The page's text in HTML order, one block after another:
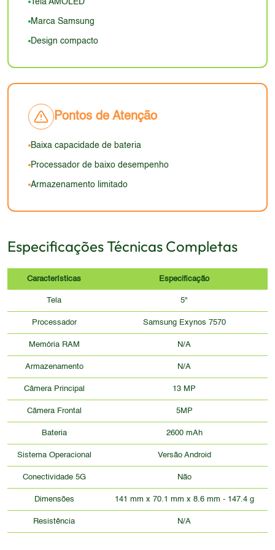
visualização em ambientes externos com muita luz.
genérica e não se destaca no mercado de 2026.
Tela AMOLED
Marca Samsung
Design compacto
Pontos de Atenção
Baixa capacidade de bateria
Processador de baixo desempenho
Armazenamento limitado
Especificações Técnicas Completas
Características Especificação
Tela 5"
Processador Samsung Exynos 7570
Memória RAM N/A
Armazenamento N/A
Câmera Principal 13 MP
Câmera Frontal 5MP
Bateria 2600 mAh
Sistema Operacional Versão Android
Conectividade 5G Não
Dimensões 141 mm x 70.1 mm x 8.6 mm - 147.4 g
Resistência N/A